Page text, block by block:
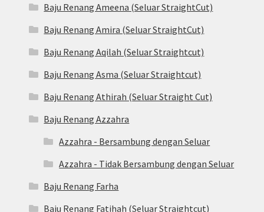
Baju Renang Ameena (Seluar StraightCut)
Baju Renang Amira (Seluar StraightCut)
Baju Renang Aqilah (Seluar Straightcut)
Baju Renang Asma (Seluar Straightcut)
Baju Renang Athirah (Seluar Straight Cut)
Baju Renang Azzahra
Azzahra - Bersambung dengan Seluar
Azzahra - Tidak Bersambung dengan Seluar
Baju Renang Farha
Baju Renang Fatihah (Seluar Straightcut)